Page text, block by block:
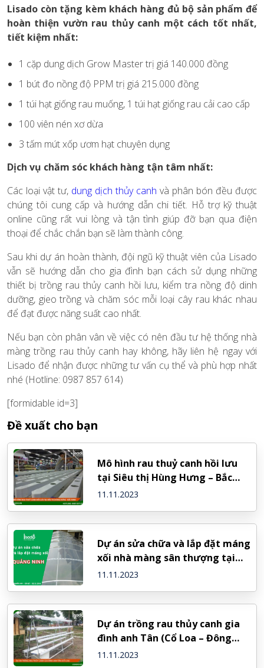
Lisado còn tặng kèm khách hàng đủ bộ sản phẩm để
hoàn thiện vườn rau thủy canh một cách tốt nhất,
tiết kiệm nhất:
1 cặp dung dịch Grow Master trị giá 140.000 đồng
1 bút đo nồng độ PPM trị giá 215.000 đồng
1 túi hạt giống rau muống, 1 túi hạt giống rau cải cao cấp
100 viên nén xơ dừa
3 tấm mút xốp ươm hạt chuyên dụng
Dịch vụ chăm sóc khách hàng tận tâm nhất:
Các loại vật tư, dung dịch thủy canh và phân bón đều được
chúng tôi cung cấp và hướng dẫn chi tiết. Hỗ trợ kỹ thuật
online cũng rất vui lòng và tận tình giúp đỡ bạn qua điện
thoại để chắc chắn bạn sẽ làm thành công.
Sau khi dự án hoàn thành, đội ngũ kỹ thuật viên của Lisado
vẫn sẽ hướng dẫn cho gia đình bạn cách sử dụng những
thiết bị trồng rau thủy canh hồi lưu, kiểm tra nồng độ dinh
dưỡng, gieo trồng và chăm sóc mỗi loại cây rau khác nhau
để đạt được năng suất cao nhất.
Nếu bạn còn phân vân về việc có nên đầu tư hệ thống nhà
màng trồng rau thủy canh hay không, hãy liên hệ ngay với
Lisado để nhận được những tư vấn cụ thể và phù hợp nhất
nhé (Hotline: 0987 857 614)
[formidable id=3]
Đề xuất cho bạn
Mô hình rau thuỷ canh hồi lưu
tại Siêu thị Hùng Hưng – Bắc
Ninh
11.11.2023
Dự án sửa chữa và lắp đặt máng
xối nhà màng sân thượng tại
Quảng Ninh
11.11.2023
Dự án trồng rau thủy canh gia
đình anh Tân (Cổ Loa – Đông
Anh)
11.11.2023